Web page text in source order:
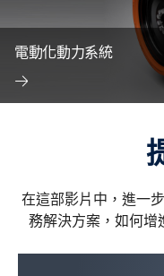
電動化動力系統
在這部影片中，進一
務解決方案，如何增